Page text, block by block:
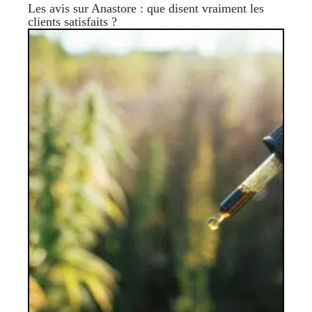
Les avis sur Anastore : que disent vraiment les
clients satisfaits ?